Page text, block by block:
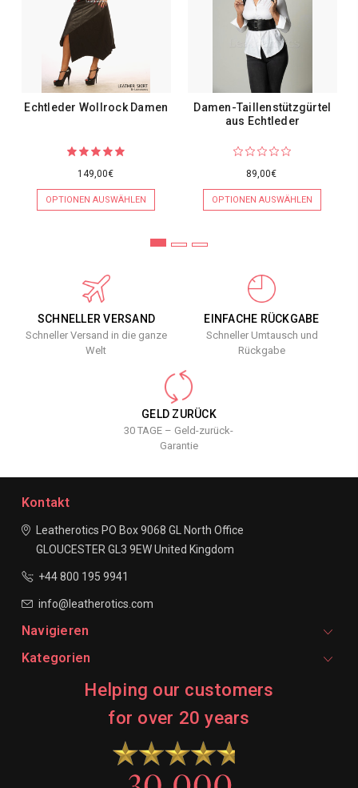
Echtleder Wollrock Damen
149,00€
OPTIONEN AUSWÄHLEN
Damen-Taillenstützgürtel
aus Echtleder
89,00€
OPTIONEN AUSWÄHLEN
SCHNELLER VERSAND
Schneller Versand in die ganze
Welt
EINFACHE RÜCKGABE
Schneller Umtausch und
Rückgabe
GELD ZURÜCK
30 TAGE – Geld-zurück-
Garantie
Kontakt
Leatherotics PO Box 9068 GL North Office
GLOUCESTERGL3 9EWUnited Kingdom
+44 800 195 9941
info@leatherotics.com
Navigieren
Kategorien
Helping our customers
for over 20 years